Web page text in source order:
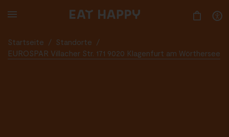
TO
Startseite / Standorte
/
EUROSPAR Villacher Str. 171 9020 Klagenfurt am Wörthersee